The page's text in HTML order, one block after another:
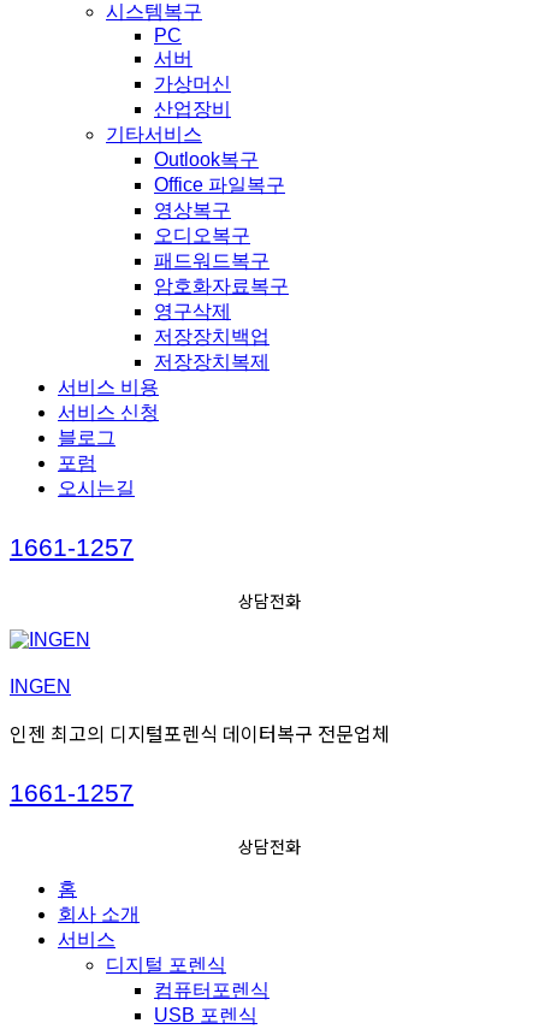
시스템복구
PC
서버
가상머신
산업장비
기타서비스
Outlook복구
Office 파일복구
영상복구
오디오복구
패드워드복구
암호화자료복구
영구삭제
저장장치백업
저장장치복제
서비스 비용
서비스 신청
블로그
포럼
오시는길
Call
1661-1257
상담전화
INGEN
인젠 최고의 디지털포렌식 데이터복구 전문업체
Call
1661-1257
상담전화
홈
회사 소개
서비스
디지털 포렌식
컴퓨터포렌식
USB 포렌식